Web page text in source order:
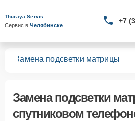
Thuraya Servis
Сервис в Челябинске
+7
Замена подсветки матрицы
Замена подсветки
спутниковом